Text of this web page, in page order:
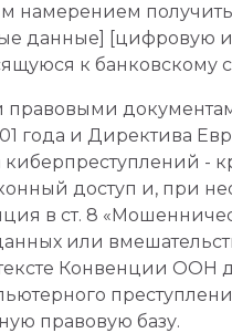
данные]
к банковскому
года и Директива
-
доступ и, при
в ст. 8
или
Конвенции ООН
правовую базу.